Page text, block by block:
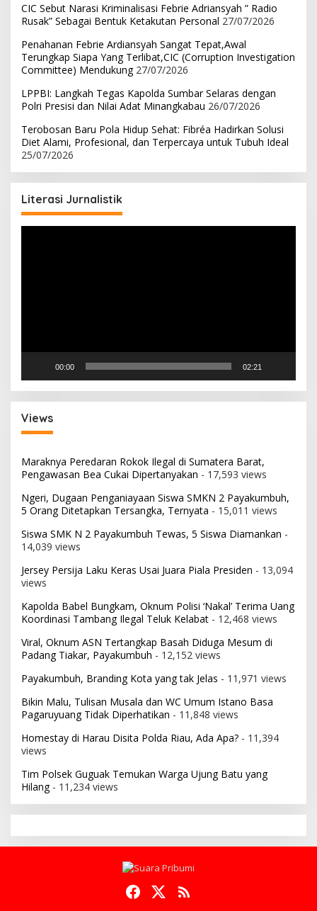
CIC Sebut Narasi Kriminalisasi Febrie Adriansyah ” Radio
Rusak” Sebagai Bentuk Ketakutan Personal 27/07/2026
Penahanan Febrie Ardiansyah Sangat Tepat,Awal
Terungkap Siapa Yang Terlibat,CIC (Corruption Investigation
Committee) Mendukung 27/07/2026
LPPBI: Langkah Tegas Kapolda Sumbar Selaras dengan
Polri Presisi dan Nilai Adat Minangkabau 26/07/2026
Terobosan Baru Pola Hidup Sehat: Fibréa Hadirkan Solusi
Diet Alami, Profesional, dan Terpercaya untuk Tubuh Ideal
25/07/2026
Literasi Jurnalistik
00:00 02:21
Views
Maraknya Peredaran Rokok Ilegal di Sumatera Barat,
Pengawasan Bea Cukai Dipertanyakan - 17,593 views
Ngeri, Dugaan Penganiayaan Siswa SMKN 2 Payakumbuh,
5 Orang Ditetapkan Tersangka, Ternyata - 15,011 views
Siswa SMK N 2 Payakumbuh Tewas, 5 Siswa Diamankan -
14,039 views
Jersey Persija Laku Keras Usai Juara Piala Presiden - 13,094
views
Kapolda Babel Bungkam, Oknum Polisi ‘Nakal’ Terima Uang
Koordinasi Tambang Ilegal Teluk Kelabat - 12,468 views
Viral, Oknum ASN Tertangkap Basah Diduga Mesum di
Padang Tiakar, Payakumbuh - 12,152 views
Payakumbuh, Branding Kota yang tak Jelas - 11,971 views
Bikin Malu, Tulisan Musala dan WC Umum Istano Basa
Pagaruyuang Tidak Diperhatikan - 11,848 views
Homestay di Harau Disita Polda Riau, Ada Apa? - 11,394
views
Tim Polsek Guguak Temukan Warga Ujung Batu yang
Hilang- 11,234 views